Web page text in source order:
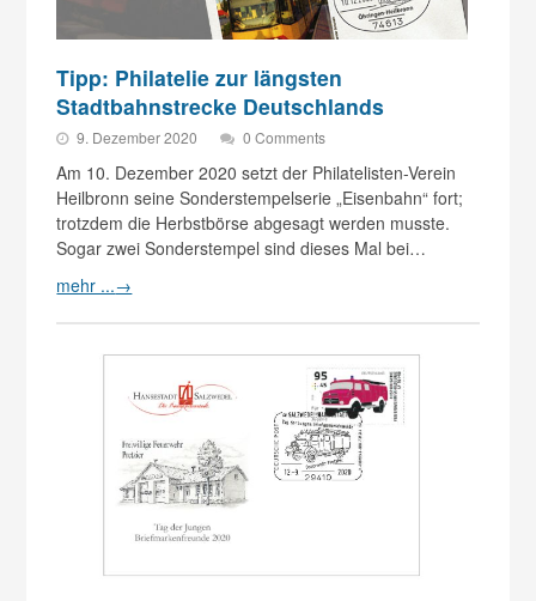
Tipp: Philatelie zur längsten
Stadtbahnstrecke Deutschlands
9. Dezember 2020 0 Comments
Am 10. Dezember 2020 setzt der Philatelisten-Verein
Heilbronn seine Sonderstempelserie „Eisenbahn“ fort;
trotzdem die Herbstbörse abgesagt werden musste.
Sogar zwei Sonderstempel sind dieses Mal bei…
mehr ...→